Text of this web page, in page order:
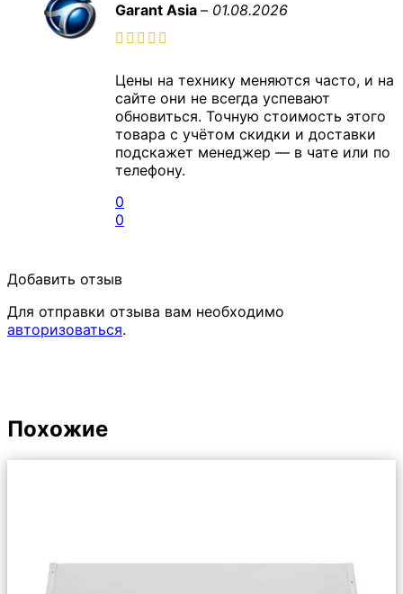
Garant Asia – 01.08.2026
Цены на технику меняются часто, и на
сайте они не всегда успевают
обновиться. Точную стоимость этого
товара с учётом скидки и доставки
подскажет менеджер — в чате или по
телефону.
0
0
Добавить отзыв
Для отправки отзыва вам необходимо
авторизоваться.
Похожие